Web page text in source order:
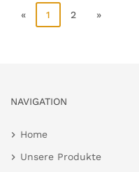
« 1 2 »
NAVIGATION
Home
Unsere Produkte